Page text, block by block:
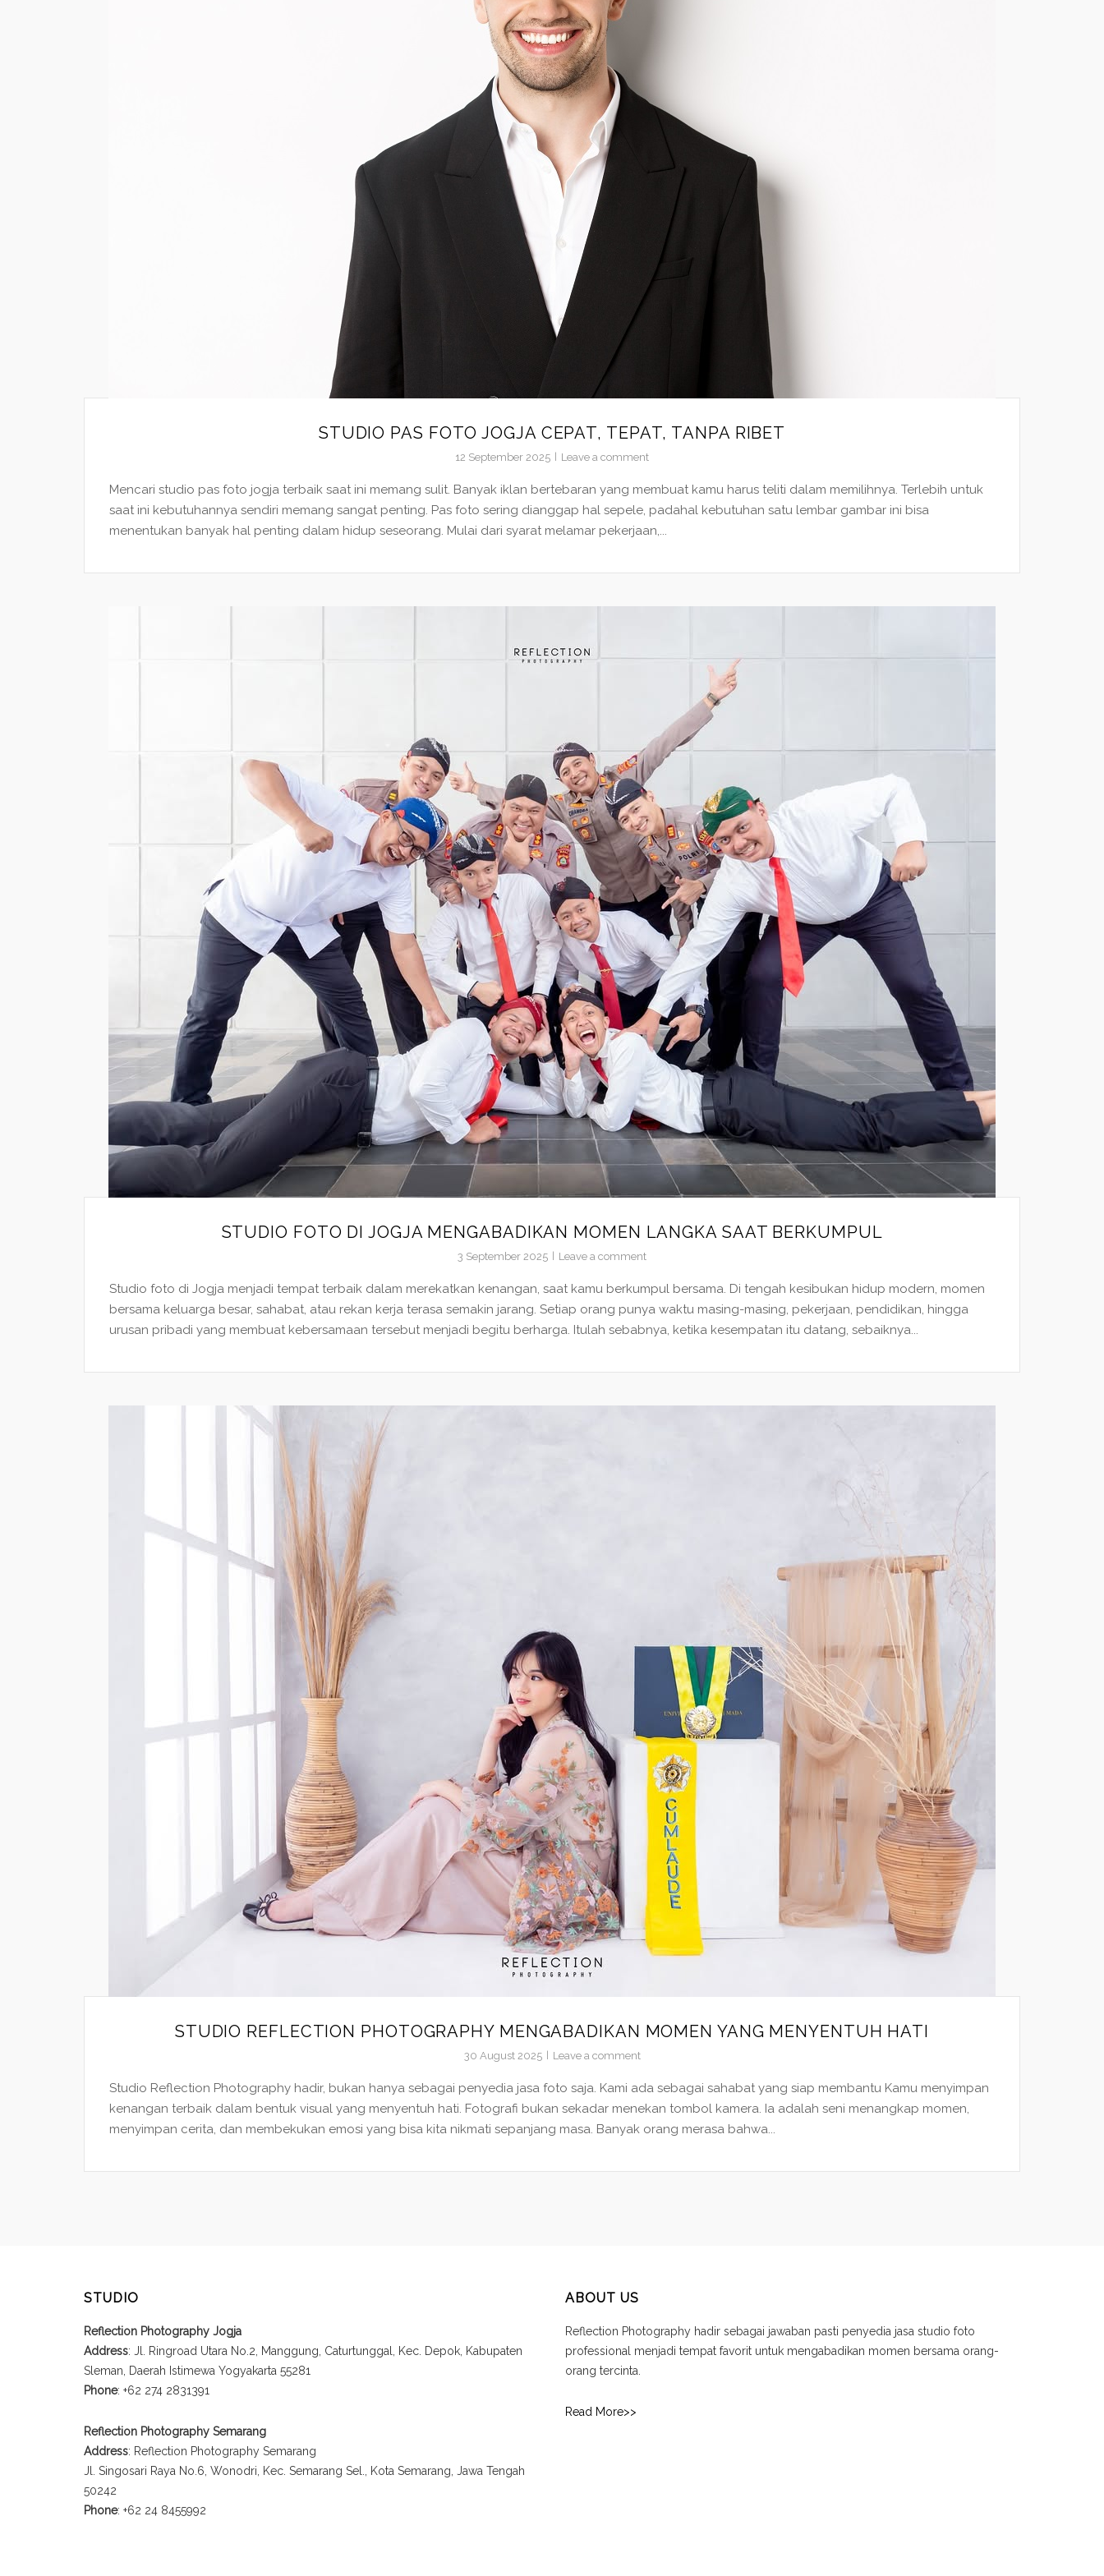
STUDIO PAS FOTO JOGJA CEPAT, TEPAT, TANPA RIBET
12 September 2025 Leave a comment
Mencari studio pas foto jogja terbaik saat ini memang sulit. Banyak iklan bertebaran yang membuat kamu harus teliti dalam memilihnya. Terlebih untuk
saat ini kebutuhannya sendiri memang sangat penting. Pas foto sering dianggap hal sepele, padahal kebutuhan satu lembar gambar ini bisa
menentukan banyak hal penting dalam hidup seseorang. Mulai dari syarat melamar pekerjaan,...
STUDIO FOTO DI JOGJA MENGABADIKAN MOMEN LANGKA SAAT BERKUMPUL
3 September 2025 Leave a comment
Studio foto di Jogja menjadi tempat terbaik dalam merekatkan kenangan, saat kamu berkumpul bersama. Di tengah kesibukan hidup modern, momen
bersama keluarga besar, sahabat, atau rekan kerja terasa semakin jarang. Setiap orang punya waktu masing-masing, pekerjaan, pendidikan, hingga
urusan pribadi yang membuat kebersamaan tersebut menjadi begitu berharga. Itulah sebabnya, ketika kesempatan itu datang, sebaiknya...
STUDIO REFLECTION PHOTOGRAPHY MENGABADIKAN MOMEN YANG MENYENTUH HATI
30 August 2025 Leave a comment
Studio Reflection Photography hadir, bukan hanya sebagai penyedia jasa foto saja. Kami ada sebagai sahabat yang siap membantu Kamu menyimpan
kenangan terbaik dalam bentuk visual yang menyentuh hati. Fotografi bukan sekadar menekan tombol kamera. Ia adalah seni menangkap momen,
menyimpan cerita, dan membekukan emosi yang bisa kita nikmati sepanjang masa. Banyak orang merasa bahwa...
STUDIO
Reflection Photography Jogja
Address: Jl. Ringroad Utara No.2, Manggung, Caturtunggal, Kec. Depok, Kabupaten
Sleman, Daerah Istimewa Yogyakarta 55281
Phone: +62 274 2831391
Reflection Photography Semarang
Address: Reflection Photography Semarang
Jl. Singosari Raya No.6, Wonodri, Kec. Semarang Sel., Kota Semarang, Jawa Tengah
50242
Phone: +62 24 8455992
ABOUT US
Reflection Photography hadir sebagai jawaban pasti penyedia jasa studio foto
professional menjadi tempat favorit untuk mengabadikan momen bersama orang-
orang tercinta.
Read More>>